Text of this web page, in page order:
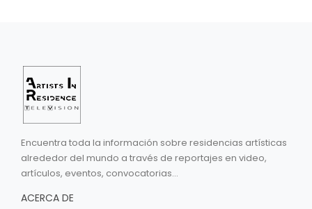
Encuentra toda la información sobre residencias artísticas
alrededor del mundo a través de reportajes en video,
artículos, eventos, convocatorias...
ACERCA DE